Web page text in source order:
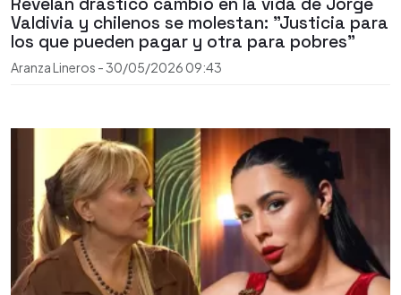
Valdivia y chilenos se molestan: "Justicia para
los que pueden pagar y otra para pobres"
Aranza Lineros -30/05/2026 09:43